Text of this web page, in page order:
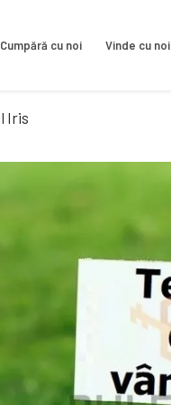
Cumpără cu noi Vinde cu noi
Iris